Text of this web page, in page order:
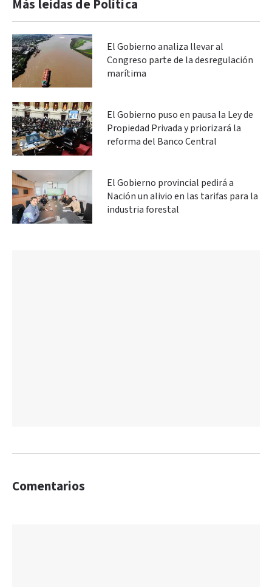
Más leidas de Política
El Gobierno analiza llevar al
Congreso parte de la desregulación
marítima
El Gobierno puso en pausa la Ley de
Propiedad Privada y priorizará la
reforma del Banco Central
El Gobierno provincial pedirá a
Nación un alivio en las tarifas para la
industria forestal
Comentarios